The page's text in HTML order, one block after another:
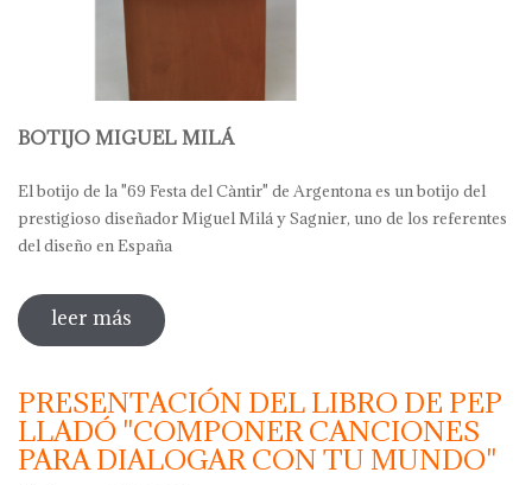
BOTIJO MIGUEL MILÁ
El botijo de la "69 Festa del Càntir" de Argentona es un botijo del
prestigioso diseñador Miguel Milá y Sagnier, uno de los referentes
del diseño en España
leer más sobre botijo miguel milá - argentona
2019
PRESENTACIÓN DEL LIBRO DE PEP
LLADÓ "COMPONER CANCIONES
PARA DIALOGAR CON TU MUNDO"